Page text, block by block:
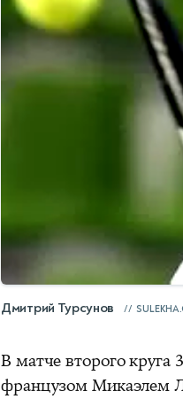
Дмитрий Турсунов
В матче второго круга
французом Микаэлем